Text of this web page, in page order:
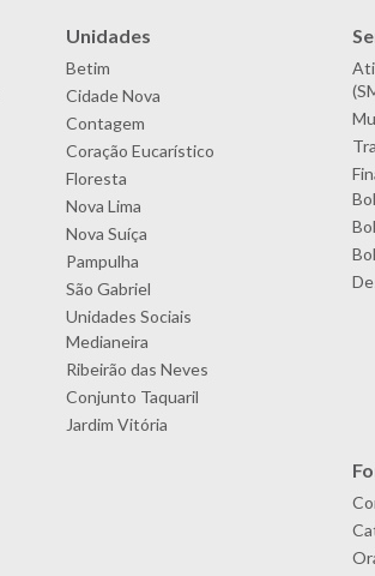
Unidades
Betim
Cidade Nova
Contagem
Coração Eucarístico
Floresta
Nova Lima
Nova Suíça
Pampulha
São Gabriel
Unidades Sociais
Medianeira
Ribeirão das Neves
Conjunto Taquaril
Jardim Vitória